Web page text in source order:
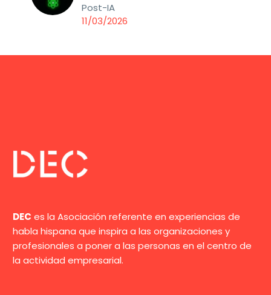
Post-IA
11/03/2026
DEC es la Asociación referente en experiencias de
habla hispana que inspira a las organizaciones y
profesionales a poner a las personas en el centro de
la actividad empresarial.